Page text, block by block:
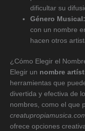
dificultar su
Género Musical:
con un nombre
hacen otros
¿Cómo Elegir el
Elegir un nombre
herramientas que
divertida y efectiva de
nombres, como el que
ofrece opciones